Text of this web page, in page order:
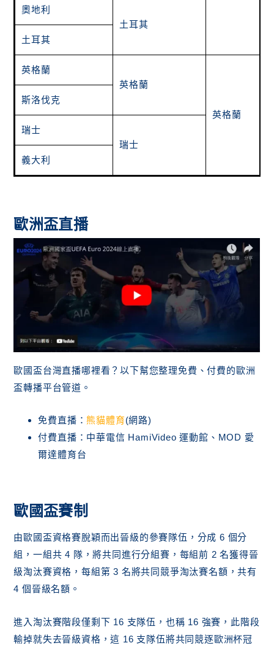
奧地利
土耳其
土耳其
英格蘭
英格蘭
英格蘭
斯洛伐克
瑞士
瑞士
義大利
歐洲盃直播
歐國盃台灣直播哪裡看？以下幫您整理免費、付費的歐洲
盃轉播平台管道。
免費直播： 熊貓體育(網路)
付費直播：中華電信 HamiVideo 運動館、MOD 愛
爾達體育台
歐國盃賽制
由歐國盃資格賽脫穎而出晉級的參賽隊伍，分成 6 個分
組，一組共 4 隊，將共同進行分組賽，每組前 2 名獲得晉
級淘汰賽資格，每組第 3 名將共同競爭淘汰賽名額，共有
4 個晉級名額。
進入淘汰賽階段僅剩下 16 支隊伍，也稱 16 強賽，此階段
輸掉就失去晉級資格，這 16 支隊伍將共同競逐歐洲杯冠